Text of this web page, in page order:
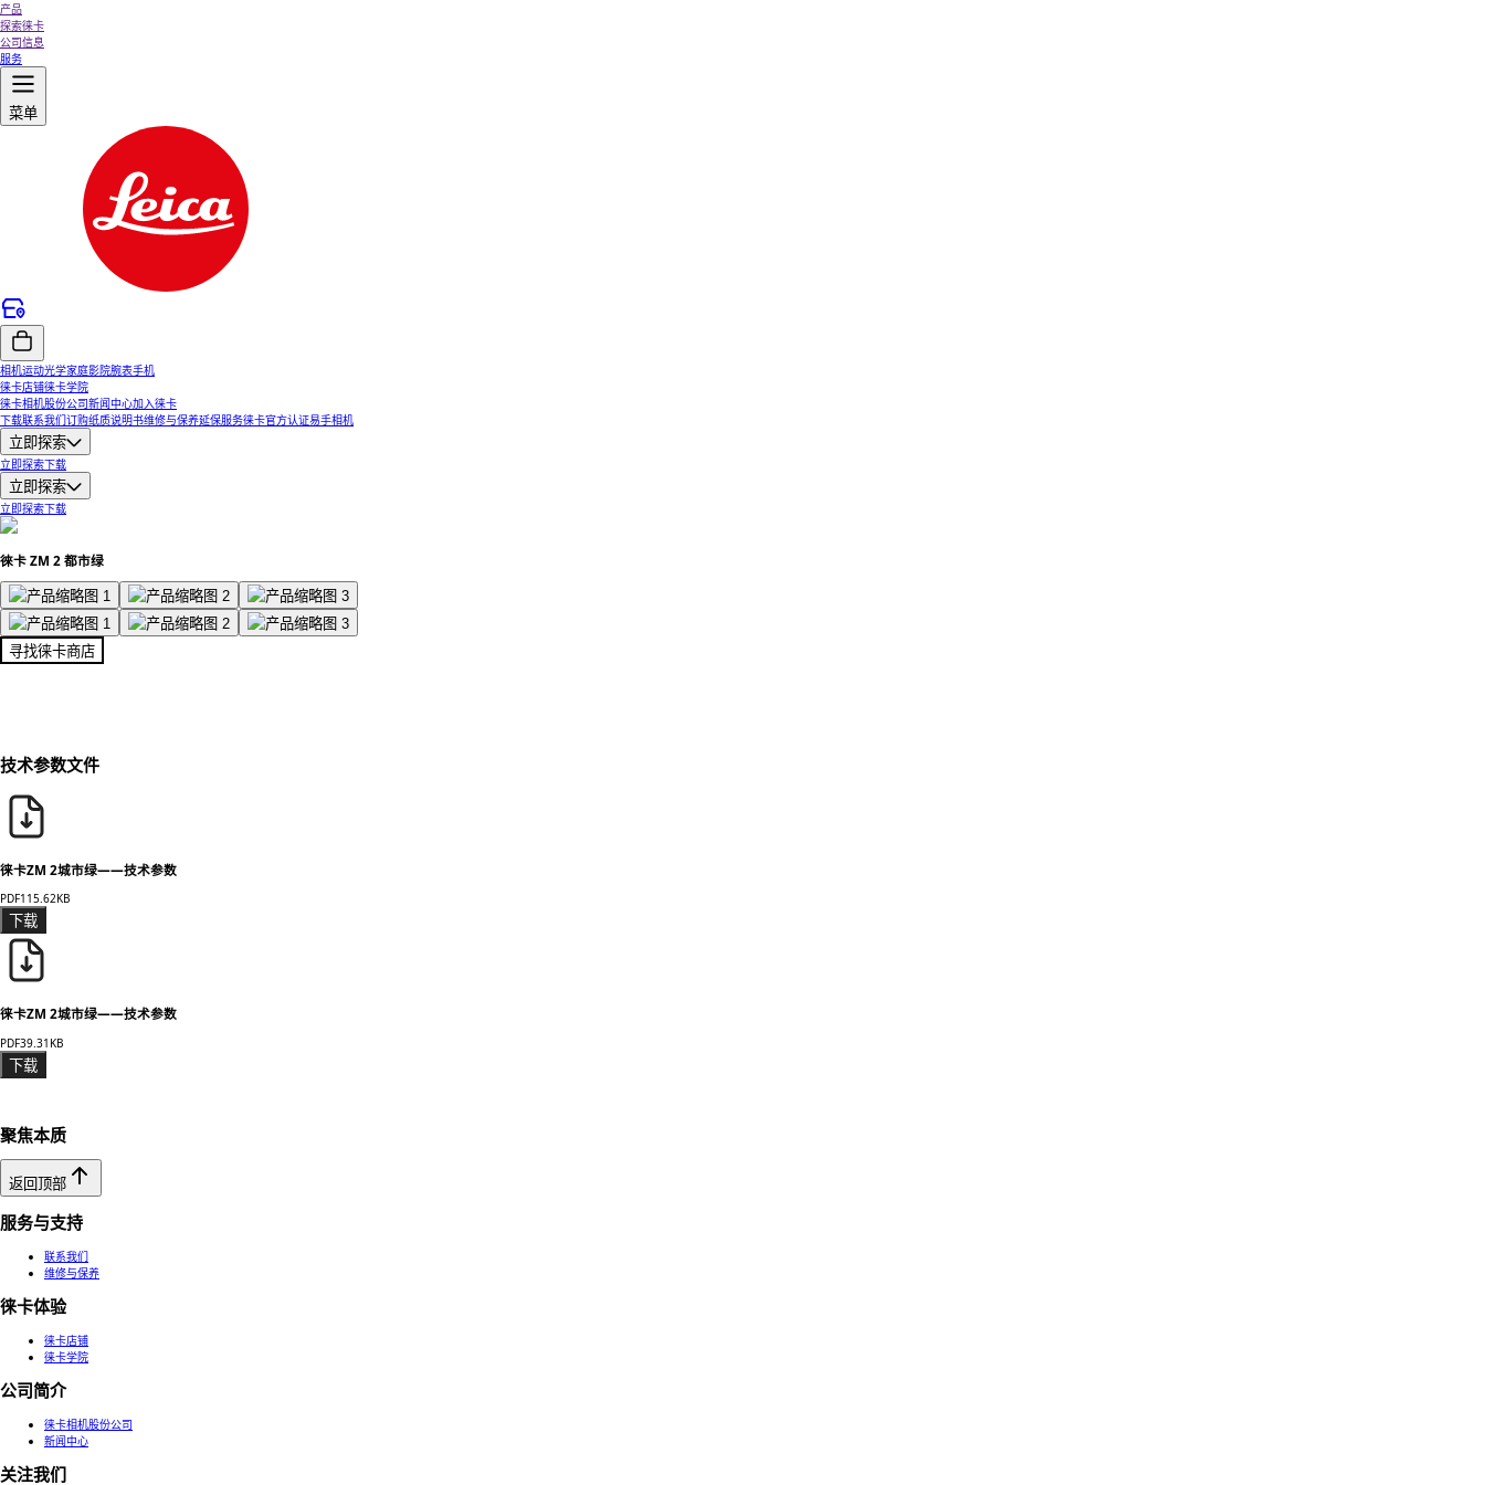
产品
探索徕卡
公司信息
服务
菜单
相机运动光学家庭影院腕表手机
徕卡店铺徕卡学院
徕卡相机股份公司新闻中心加入徕卡
下载联系我们订购纸质说明书维修与保养延保服务徕卡官方认证易手相机
立即探索
立即探索下载
立即探索
立即探索下载
徠卡 ZM 2 都市绿
寻找徕卡商店
技术参数文件
徕卡ZM 2城市绿——技术参数
PDF115.62KB
下载
徕卡ZM 2城市绿——技术参数
PDF39.31KB
下载
聚焦本质
返回顶部
服务与支持
联系我们
维修与保养
徕卡体验
徕卡店铺
徕卡学院
公司简介
徕卡相机股份公司
新闻中心
关注我们